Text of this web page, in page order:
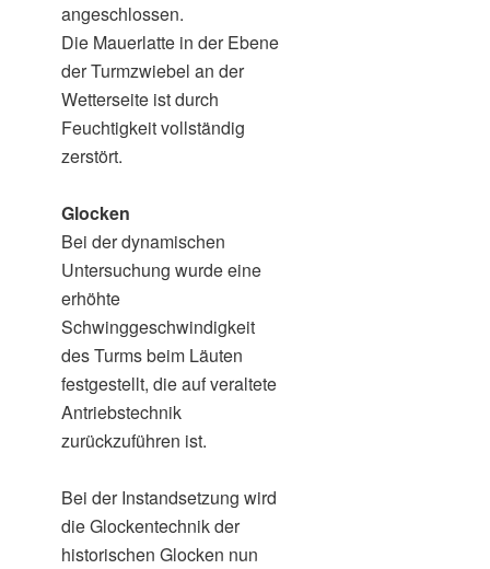
angeschlossen.
Die Mauerlatte in der Ebene
der Turmzwiebel an der
Wetterseite ist durch
Feuchtigkeit vollständig
zerstört.
Glocken
Bei der dynamischen
Untersuchung wurde eine
erhöhte
Schwinggeschwindigkeit
des Turms beim Läuten
festgestellt, die auf veraltete
Antriebstechnik
zurückzuführen ist.
Bei der Instandsetzung wird
die Glockentechnik der
historischen Glocken nun